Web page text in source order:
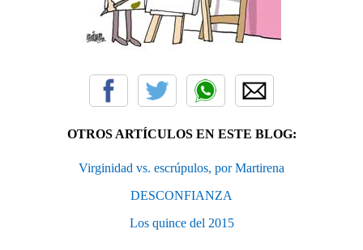
OTROS ARTÍCULOS EN ESTE BLOG:
Virginidad vs. escrúpulos, por Martirena
DESCONFIANZA
Los quince del 2015